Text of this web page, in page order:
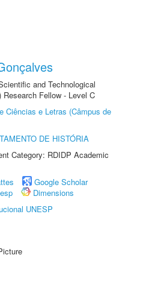
and Technological
Research Fellow - Level C
Ciências e Letras (Câmpus de
DE HISTÓRIA
Category: RDIDP Academic
Google Scholar
Dimensions
UNESP